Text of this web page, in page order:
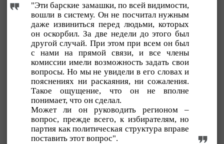
"Эти барские замашки, по всей видимости,
вошли в систему. Он не посчитал нужным
даже извиниться перед людьми, которых
он оскорбил. За две недели до этого был
другой случай. При этом при всем он был
с нами на прямой связи, и все члены
комиссии имели возможность задать свои
вопросы. Но мы не увидели в его словах и
пояснениях ни раскаяния, ни сожаления.
Такое ощущение, что он не вполне
понимает, что он сделал.
Может ли он руководить регионом –
вопрос, прежде всего, к избирателям, но
партия как политическая структура вправе
поставить этот вопрос".